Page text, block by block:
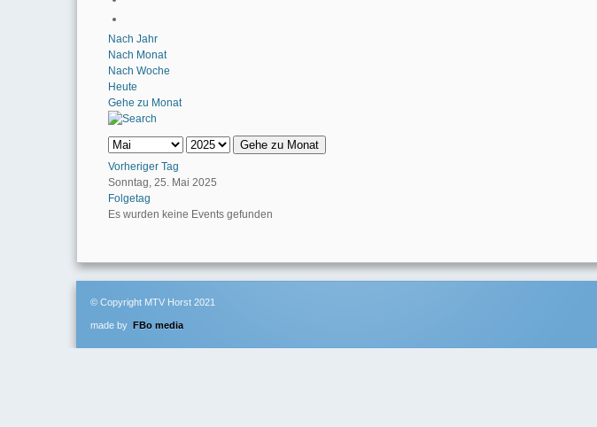
Nach Jahr
Nach Monat
Nach Woche
Heute
Gehe zu Monat
Gehe zu Monat
Vorheriger Tag
Sonntag, 25. Mai 2025
Folgetag
Es wurden keine Events gefunden
© Copyright MTV Horst 2021
made by FBo media